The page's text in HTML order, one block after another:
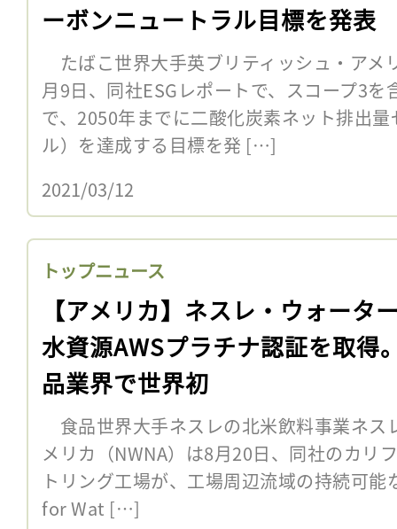
ーボンニュートラル目標を発表
たばこ世界大手英ブリティッシュ・アメ
月9日、同社ESGレポートで、スコープ3
で、2050年までに二酸化炭素ネット排出
ル）を達成する目標を発 […]
2021/03/12
トップニュース
【アメリカ】ネスレ・ウォータ
水資源AWSプラチナ認証を取得
品業界で世界初
食品世界大手ネスレの北米飲料事業ネス
メリカ（NWNA）は8月20日、同社のカリ
トリング工場が、工場周辺流域の持続可
for Wat […]